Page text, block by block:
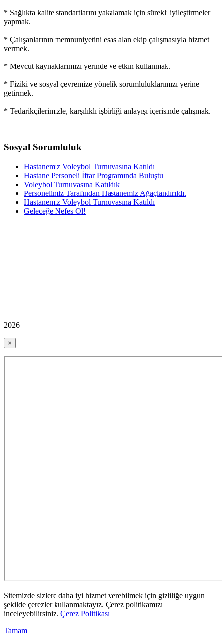
* Sağlıkta kalite standartlarını yakalamak için sürekli iyileştirmeler
yapmak.
* Çalışanlarının memnuniyetini esas alan ekip çalışmasıyla hizmet
vermek.
* Mevcut kaynaklarımızı yerinde ve etkin kullanmak.
* Fiziki ve sosyal çevremize yönelik sorumluluklarımızı yerine
getirmek.
* Tedarikçilerimizle, karşılıklı işbirliği anlayışı içerisinde çalışmak.
Sosyal Sorumluluk
Hastanemiz Voleybol Turnuvasına Katıldı
Hastane Personeli İftar Programında Buluştu
Voleybol Turnuvasına Katıldık
Personelimiz Tarafından Hastanemiz Ağaçlandırıldı.
Hastanemiz Voleybol Turnuvasına Katıldı
Geleceğe Nefes Ol!
2026
×
Sitemizde sizlere daha iyi hizmet verebilmek için gizliliğe uygun
şekilde çerezler kullanmaktayız. Çerez politikamızı
inceleyebilirsiniz. Çerez Politikası
Tamam